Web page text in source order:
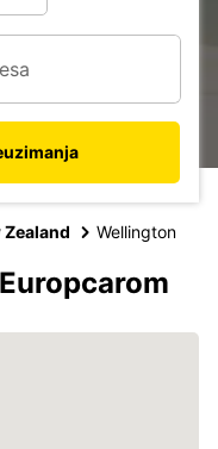
Zealand Wellington